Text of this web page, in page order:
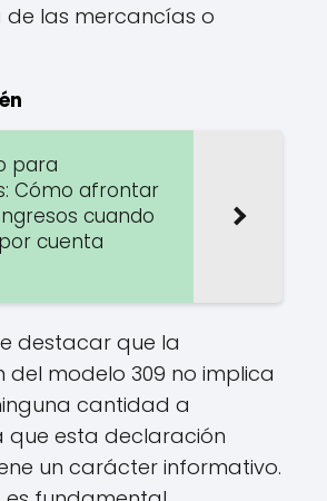
las mercancías o
para
Cómo afrontar
cuando
cuenta
destacar que la
del modelo 309 no implica
cantidad a
que esta declaración
un carácter informativo.